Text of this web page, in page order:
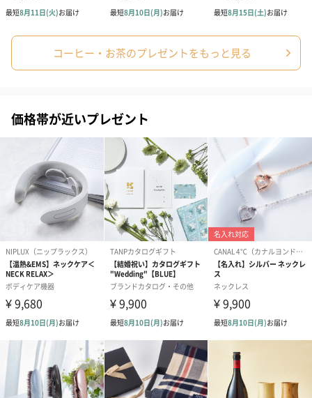
コーヒー・お茶のプレゼントをもっと見る
価格帯が近いプレゼント